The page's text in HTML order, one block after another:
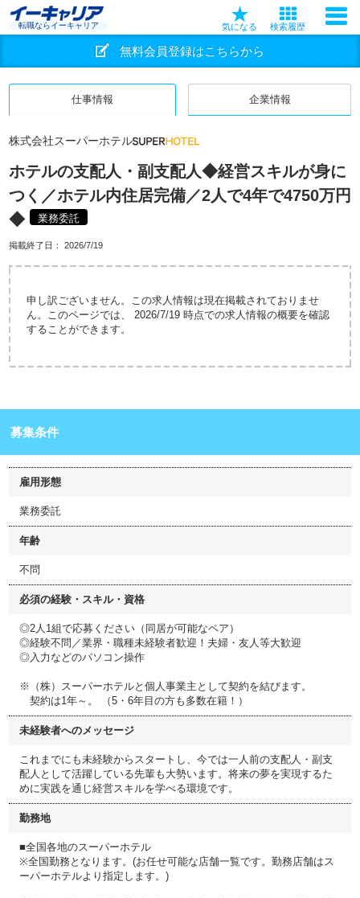
転職ならイーキャリア 気になる 検索履歴
無料会員登録はこちらから
仕事情報 企業情報
株式会社スーパーホテル
ホテルの支配人・副支配人◆経営スキルが身に
つく／ホテル内住居完備／2人で4年で4750万円
◆
業務委託
掲載終了日： 2026/7/19
申し訳ございません。この求人情報は現在掲載されておりませ
ん。このページでは、 2026/7/19 時点での求人情報の概要を確認
することができます。
募集条件
雇用形態
業務委託
年齢
不問
必須の経験・スキル・資格
◎2人1組で応募ください（同居が可能なペア）
◎経験不問／業界・職種未経験者歓迎！夫婦・友人等大歓迎
◎入力などのパソコン操作
※（株）スーパーホテルと個人事業主として契約を結びます。
契約は1年～。 （5・6年目の方も多数在籍！）
未経験者へのメッセージ
これまでにも未経験からスタートし、今では一人前の支配人・副支
配人として活躍している先輩も大勢います。将来の夢を実現するた
めに実践を通じ経営スキルを学べる環境です。
勤務地
■全国各地のスーパーホテル
※全国勤務となります。(お任せ可能な店舗一覧です。勤務店舗はス
ーパーホテルより指定します。)